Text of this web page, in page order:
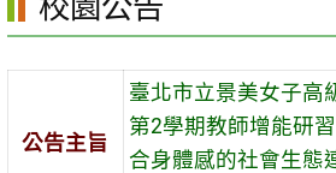
校園公告
公告主旨
臺北市立景美女子高
第2學期教師增能研
合身體感的社會生態